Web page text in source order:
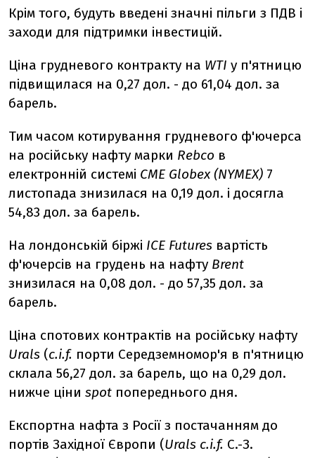
Крім того, будуть введені значні пільги з ПДВ і
заходи для підтримки інвестицій.
Ціна грудневого контракту на WTI у п'ятницю
підвищилася на 0,27 дол. - до 61,04 дол. за
барель.
Тим часом котирування грудневого ф'ючерса
на російську нафту марки Rebco в
електронній системі CME Globex (NYMEX) 7
листопада знизилася на 0,19 дол. і досягла
54,83 дол. за барель.
На лондонській біржі ICE Futures вартість
ф'ючерсів на грудень на нафту Brent
знизилася на 0,08 дол. - до 57,35 дол. за
барель.
Ціна спотових контрактів на російську нафту
Urals (c.i.f. порти Середземномор'я в п'ятницю
склала 56,27 дол. за барель, що на 0,29 дол.
нижче ціни spot попереднього дня.
Експортна нафта з Росії з постачанням до
портів Західної Європи (Urals c.i.f. С.-З.